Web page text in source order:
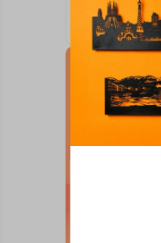
À partir de80,00